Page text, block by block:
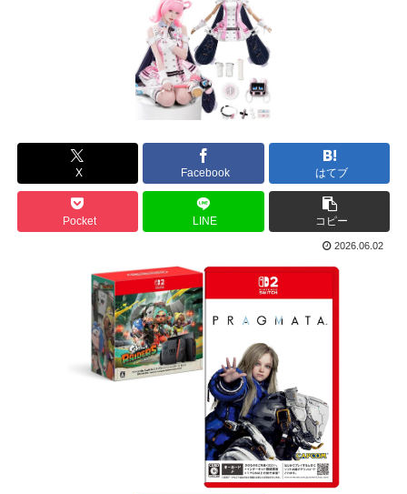
X Facebook はてブ
Pocket LINE コピー
2026.06.02